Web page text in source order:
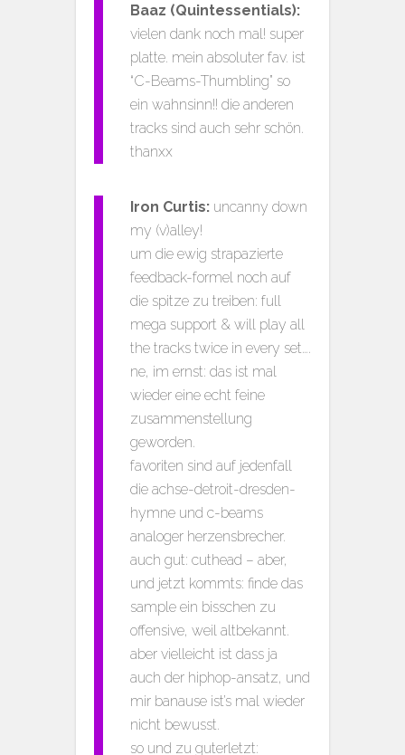
Baaz (Quintessentials):
vielen dank noch mal! super
platte. mein absoluter fav. ist
“C-Beams-Thumbling” so
ein wahnsinn!! die anderen
tracks sind auch sehr schön.
thanxx
Iron Curtis: uncanny down
my (v)alley!
um die ewig strapazierte
feedback-formel noch auf
die spitze zu treiben: full
mega support & will play all
the tracks twice in every set….
ne, im ernst: das ist mal
wieder eine echt feine
zusammenstellung
geworden.
favoriten sind auf jedenfall
die achse-detroit-dresden-
hymne und c-beams
analoger herzensbrecher.
auch gut: cuthead – aber,
und jetzt kommts: finde das
sample ein bisschen zu
offensive, weil altbekannt.
aber vielleicht ist dass ja
auch der hiphop-ansatz, und
mir banause ist’s mal wieder
nicht bewusst.
so und zu guterletzt: